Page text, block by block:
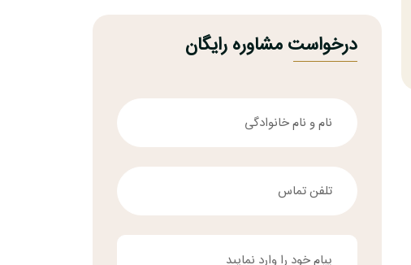
درخواست مشاوره رایگان